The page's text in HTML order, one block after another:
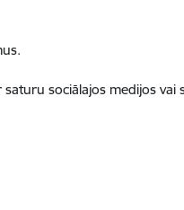
sociālajos medijos